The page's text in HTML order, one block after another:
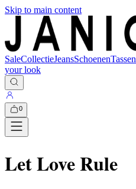
Skip to main content
SaleCollectieJeansSchoenenTassen
your look
0
Let Love Rule